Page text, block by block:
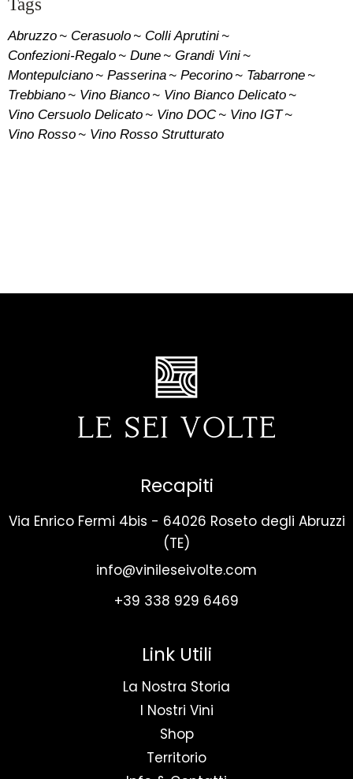
Tags
Abruzzo Cerasuolo
Colli Aprutini
Confezioni-Regalo
Dune
Grandi Vini
Montepulciano
Passerina Pecorino
Tabarrone
Trebbiano
Vino Bianco
Vino Bianco Delicato
Vino Cersuolo Delicato
Vino DOC
Vino IGT
Vino Rosso
Vino Rosso Strutturato
Recapiti
Via Enrico Fermi 4bis - 64026 Roseto degli Abruzzi
(TE)
info@vinileseivolte.com
+39 338 929 6469
Link Utili
La Nostra Storia
I Nostri Vini
Shop
Territorio